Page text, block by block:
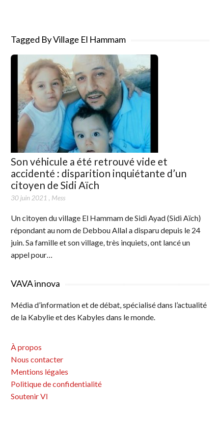
Tagged By Village El Hammam
Son véhicule a été retrouvé vide et
accidenté : disparition inquiétante d’un
citoyen de Sidi Aïch
30 juin 2021 , Mess
Un citoyen du village El Hammam de Sidi Ayad (Sidi Aïch)
répondant au nom de Debbou Allal a disparu depuis le 24
juin. Sa famille et son village, très inquiets, ont lancé un
appel pour…
VAVA innova
Média d’information et de débat, spécialisé dans l’actualité
de la Kabylie et des Kabyles dans le monde.
À propos
Nous contacter
Mentions légales
Politique de confidentialité
Soutenir VI